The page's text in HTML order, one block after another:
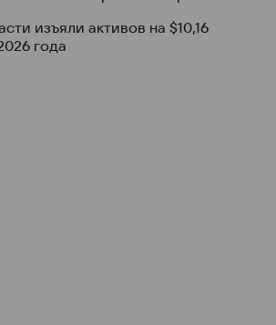
изъяли активов на $10,16
года